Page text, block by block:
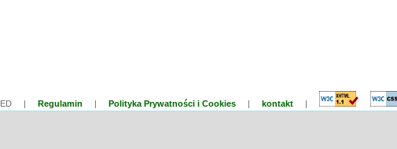
| Regulamin | Polityka Prywatności i Cookies| kontakt|